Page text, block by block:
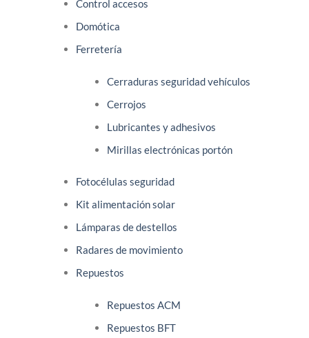
Control accesos
Domótica
Ferretería
Cerraduras seguridad vehículos
Cerrojos
Lubricantes y adhesivos
Mirillas electrónicas portón
Fotocélulas seguridad
Kit alimentación solar
Lámparas de destellos
Radares de movimiento
Repuestos
Repuestos ACM
Repuestos BFT